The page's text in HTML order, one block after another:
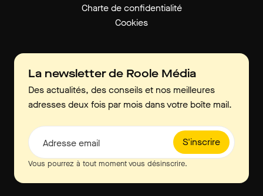
Charte de confidentialité
Cookies
La newsletter de Roole Média
Des actualités, des conseils et nos meilleures
adresses deux fois par mois dans votre boîte mail.
S'inscrire
Adresse email
Vous pourrez à tout moment vous désinscrire.